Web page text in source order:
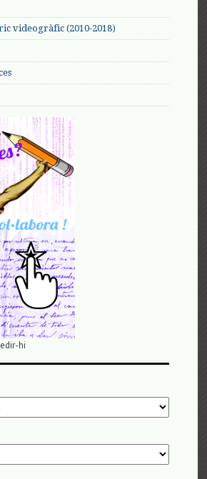
videogràfic (2010-2018)
hi